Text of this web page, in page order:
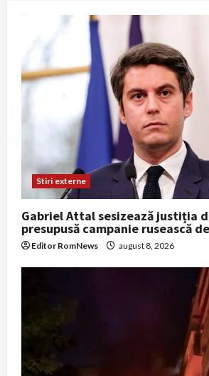
Stiri externe
Gabriel Attal sesizează justiția
presupusă campanie rusească
Editor RomNews august 8, 2026